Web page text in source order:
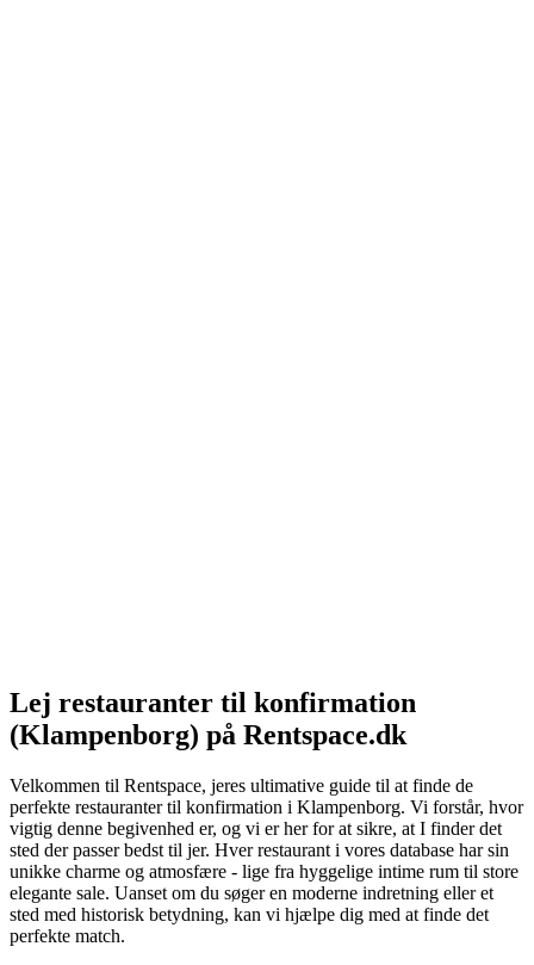
Lej restauranter til konfirmation
(Klampenborg) på Rentspace.dk
Velkommen til Rentspace, jeres ultimative guide til at finde de
perfekte restauranter til konfirmation i Klampenborg. Vi forstår, hvor
vigtig denne begivenhed er, og vi er her for at sikre, at I finder det
sted der passer bedst til jer. Hver restaurant i vores database har sin
unikke charme og atmosfære - lige fra hyggelige intime rum til store
elegante sale. Uanset om du søger en moderne indretning eller et
sted med historisk betydning, kan vi hjælpe dig med at finde det
perfekte match.